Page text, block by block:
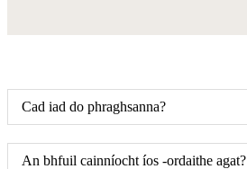
Cad iad do phraghsanna?
An bhfuil cainníocht íos -ordaithe agat?